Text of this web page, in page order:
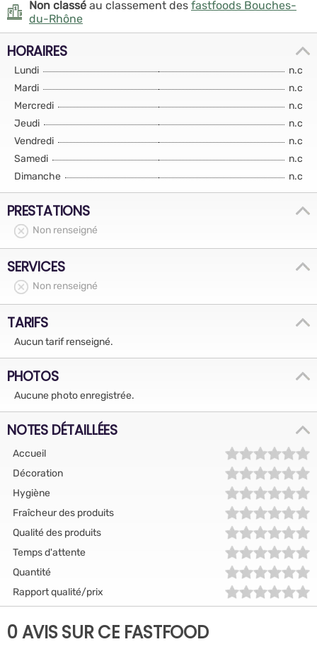
Non classéau classement des fastfoods Bouches-
du-Rhône
HORAIRES
Lundi
n.c
Mardi
n.c
Mercredi
n.c
Jeudi
n.c
Vendredi
n.c
Samedi
n.c
Dimanche
n.c
PRESTATIONS
Non renseigné
SERVICES
Non renseigné
TARIFS
Aucun tarif renseigné.
PHOTOS
Aucune photo enregistrée.
NOTES DÉTAILLÉES
Accueil
Décoration
Hygiène
Fraîcheur des produits
Qualité des produits
Temps d'attente
Quantité
Rapport qualité/prix
0 AVIS SUR CE FASTFOOD